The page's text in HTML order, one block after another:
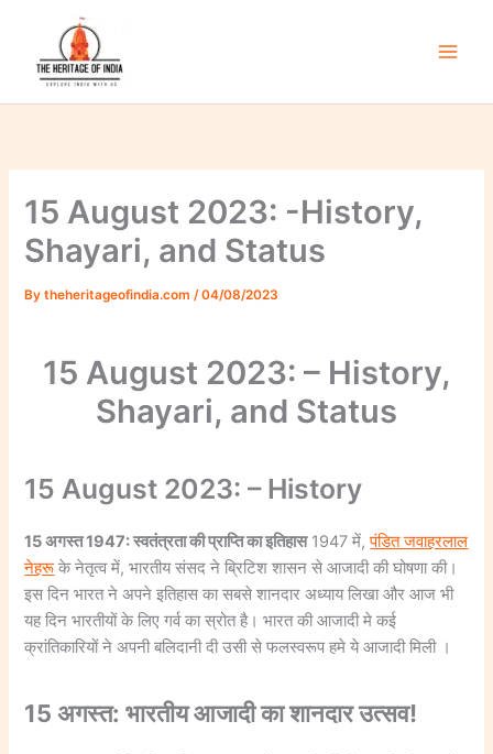
content
15 August 2023: -History,
Shayari, and Status
Bytheheritageofindia.com/04/08/2023
15 August 2023: – History,
Shayari, and Status
15 August 2023: – History
15 अगस्त 1947: स्वतंत्रता की प्राप्ति का इतिहास1947 में,पंडित जवाहरलाल
नेहरू के नेतृत्व में, भारतीय संसद ने ब्रिटिश शासन से आजादी की घोषणा की।
इस दिन भारत ने अपने इतिहास का सबसे शानदार अध्याय लिखा और आज भी
यह दिन भारतीयों के लिए गर्व का स्रोत है। भारत की आजादी मे कई
क्रांतिकारियों ने अपनी बलिदानी दी उसी से फलस्वरूप हमे ये आजादी मिली ।
15 अगस्त: भारतीय आजादी का शानदार उत्सव!